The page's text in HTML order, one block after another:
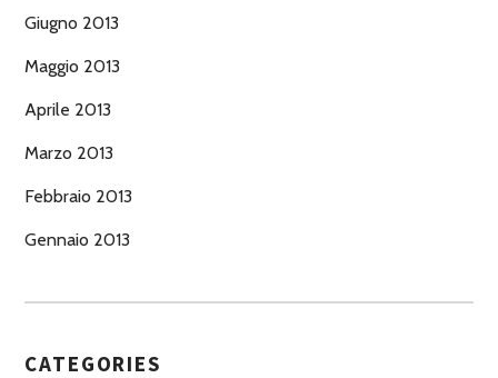
Giugno 2013
Maggio 2013
Aprile 2013
Marzo 2013
Febbraio 2013
Gennaio 2013
CATEGORIES